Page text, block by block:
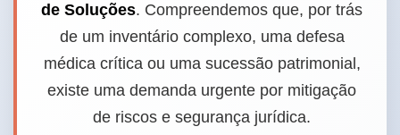
de Soluções. Compreendemos que, por trás
de um inventário complexo, uma defesa
médica crítica ou uma sucessão patrimonial,
existe uma demanda urgente por mitigação
de riscos e segurança jurídica.